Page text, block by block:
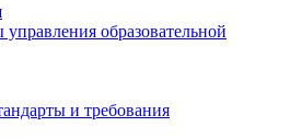
образовательной
и требования